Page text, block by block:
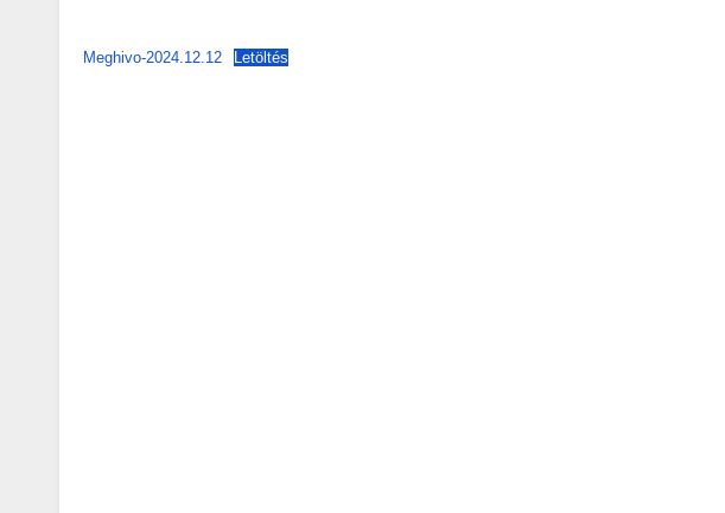
Meghivo-2024.12.12 Letöltés